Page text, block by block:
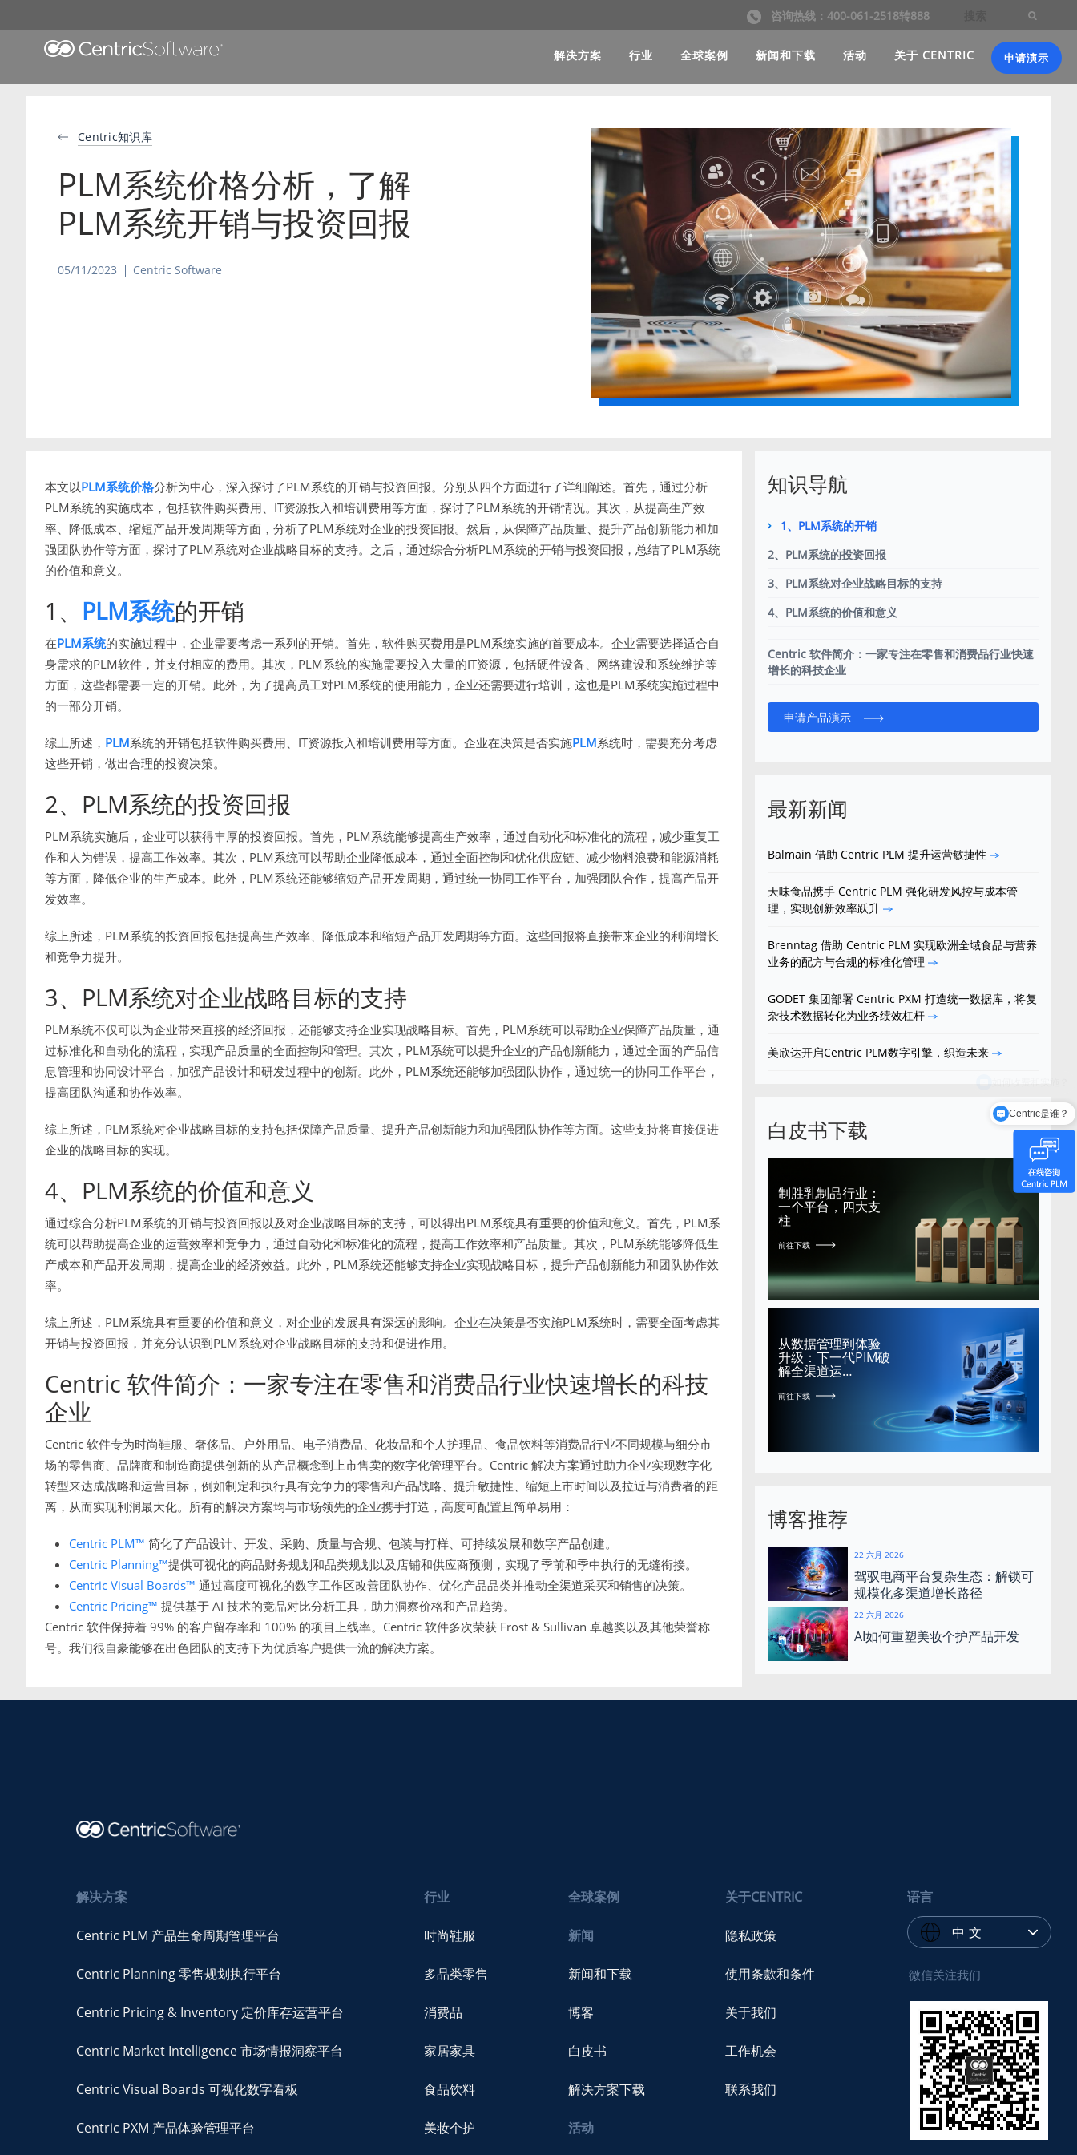
咨询热线：400-061-2518转888
解决方案 行业 全球案例 新闻和下载 活动 关于 CENTRIC 申请演示
Centric知识库
PLM系统价格分析，了解
PLM系统开销与投资回报
05/11/2023 Centric Software
本文以PLM系统价格分析为中心，深入探讨了PLM系统的开销与投资回报。分别从四个方面进行了详细阐述。首先，通过分析
PLM系统的实施成本，包括软件购买费用、IT资源投入和培训费用等方面，探讨了PLM系统的开销情况。其次，从提高生产效
率、降低成本、缩短产品开发周期等方面，分析了PLM系统对企业的投资回报。然后，从保障产品质量、提升产品创新能力和加
强团队协作等方面，探讨了PLM系统对企业战略目标的支持。之后，通过综合分析PLM系统的开销与投资回报，总结了PLM系统
的价值和意义。
1、 PLM系统的开销
在PLM系统的实施过程中，企业需要考虑一系列的开销。首先，软件购买费用是PLM系统实施的首要成本。企业需要选择适合自
身需求的PLM软件，并支付相应的费用。其次，PLM系统的实施需要投入大量的IT资源，包括硬件设备、网络建设和系统维护等
方面，这些都需要一定的开销。此外，为了提高员工对PLM系统的使用能力，企业还需要进行培训，这也是PLM系统实施过程中
的一部分开销。
综上所述， PLM系统的开销包括软件购买费用、IT资源投入和培训费用等方面。企业在决策是否实施PLM系统时，需要充分考虑
这些开销，做出合理的投资决策。
2、PLM系统的投资回报
PLM系统实施后，企业可以获得丰厚的投资回报。首先，PLM系统能够提高生产效率，通过自动化和标准化的流程，减少重复工
作和人为错误，提高工作效率。其次，PLM系统可以帮助企业降低成本，通过全面控制和优化供应链、减少物料浪费和能源消耗
等方面，降低企业的生产成本。此外，PLM系统还能够缩短产品开发周期，通过统一协同工作平台，加强团队合作，提高产品开
发效率。
综上所述，PLM系统的投资回报包括提高生产效率、降低成本和缩短产品开发周期等方面。这些回报将直接带来企业的利润增长
和竞争力提升。
3、PLM系统对企业战略目标的支持
PLM系统不仅可以为企业带来直接的经济回报，还能够支持企业实现战略目标。首先，PLM系统可以帮助企业保障产品质量，通
过标准化和自动化的流程，实现产品质量的全面控制和管理。其次，PLM系统可以提升企业的产品创新能力，通过全面的产品信
息管理和协同设计平台，加强产品设计和研发过程中的创新。此外，PLM系统还能够加强团队协作，通过统一的协同工作平台，
提高团队沟通和协作效率。
综上所述，PLM系统对企业战略目标的支持包括保障产品质量、提升产品创新能力和加强团队协作等方面。这些支持将直接促进
企业的战略目标的实现。
4、PLM系统的价值和意义
通过综合分析PLM系统的开销与投资回报以及对企业战略目标的支持，可以得出PLM系统具有重要的价值和意义。首先，PLM系
统可以帮助提高企业的运营效率和竞争力，通过自动化和标准化的流程，提高工作效率和产品质量。其次，PLM系统能够降低生
产成本和产品开发周期，提高企业的经济效益。此外，PLM系统还能够支持企业实现战略目标，提升产品创新能力和团队协作效
率。
综上所述，PLM系统具有重要的价值和意义，对企业的发展具有深远的影响。企业在决策是否实施PLM系统时，需要全面考虑其
开销与投资回报，并充分认识到PLM系统对企业战略目标的支持和促进作用。
Centric 软件简介：一家专注在零售和消费品行业快速增长的科技
企业
Centric 软件专为时尚鞋服、奢侈品、户外用品、电子消费品、化妆品和个人护理品、食品饮料等消费品行业不同规模与细分市
场的零售商、品牌商和制造商提供创新的从产品概念到上市售卖的数字化管理平台。Centric 解决方案通过助力企业实现数字化
转型来达成战略和运营目标，例如制定和执行具有竞争力的零售和产品战略、提升敏捷性、缩短上市时间以及拉近与消费者的距
离，从而实现利润最大化。所有的解决方案均与市场领先的企业携手打造，高度可配置且简单易用：
Centric PLM™ 简化了产品设计、开发、采购、质量与合规、包装与打样、可持续发展和数字产品创建。
Centric Planning™提供可视化的商品财务规划和品类规划以及店铺和供应商预测，实现了季前和季中执行的无缝衔接。
Centric Visual Boards™ 通过高度可视化的数字工作区改善团队协作、优化产品品类并推动全渠道采买和销售的决策。
Centric Pricing™ 提供基于 AI 技术的竞品对比分析工具，助力洞察价格和产品趋势。
Centric 软件保持着 99% 的客户留存率和 100% 的项目上线率。Centric 软件多次荣获 Frost & Sullivan 卓越奖以及其他荣誉称
号。我们很自豪能够在出色团队的支持下为优质客户提供一流的解决方案。
知识导航
1、PLM系统的开销
2、PLM系统的投资回报
3、PLM系统对企业战略目标的支持
4、PLM系统的价值和意义
Centric 软件简介：一家专注在零售和消费品行业快速
增长的科技企业
申请产品演示
最新新闻
Balmain 借助 Centric PLM 提升运营敏捷性
天味食品携手 Centric PLM 强化研发风控与成本管
理，实现创新效率跃升
Brenntag 借助 Centric PLM 实现欧洲全域食品与营养
业务的配方与合规的标准化管理
GODET 集团部署 Centric PXM 打造统一数据库，将复
杂技术数据转化为业务绩效杠杆
美欣达开启Centric PLM数字引擎，织造未来
白皮书下载
制胜乳制品行业：
一个平台，四大支
柱
前往下载
从数据管理到体验
升级：下一代PIM破
解全渠道运…
前往下载
博客推荐
22 六月 2026
驾驭电商平台复杂生态：解锁可
规模化多渠道增长路径
22 六月 2026
AI如何重塑美妆个护产品开发
解决方案
Centric PLM 产品生命周期管理平台
Centric Planning 零售规划执行平台
Centric Pricing & Inventory 定价库存运营平台
Centric Market Intelligence 市场情报洞察平台
Centric Visual Boards 可视化数字看板
Centric PXM 产品体验管理平台
行业
时尚鞋服
多品类零售
消费品
家居家具
食品饮料
美妆个护
全球案例
新闻
新闻和下载
博客
白皮书
解决方案下载
活动
关于CENTRIC
隐私政策
使用条款和条件
关于我们
工作机会
联系我们
语言
中 文
微信关注我们
Centric是谁？